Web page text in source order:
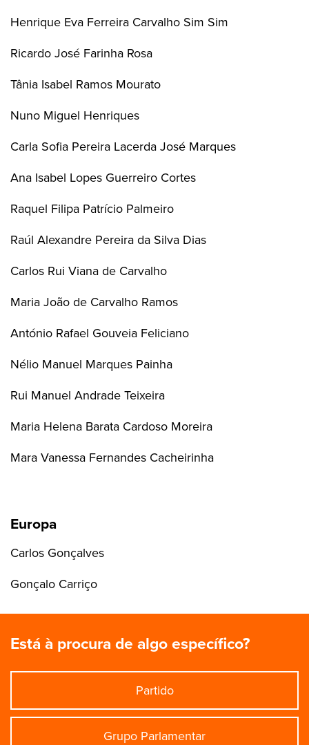
Henrique Eva Ferreira Carvalho Sim Sim
Ricardo José Farinha Rosa
Tânia Isabel Ramos Mourato
Nuno Miguel Henriques
Carla Sofia Pereira Lacerda José Marques
Ana Isabel Lopes Guerreiro Cortes
Raquel Filipa Patrício Palmeiro
Raúl Alexandre Pereira da Silva Dias
Carlos Rui Viana de Carvalho
Maria João de Carvalho Ramos
António Rafael Gouveia Feliciano
Nélio Manuel Marques Painha
Rui Manuel Andrade Teixeira
Maria Helena Barata Cardoso Moreira
Mara Vanessa Fernandes Cacheirinha
Europa
Carlos Gonçalves
Gonçalo Carriço
Está à procura de algo específico?
Partido
Grupo Parlamentar